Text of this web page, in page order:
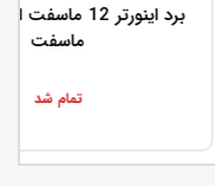
برد
تمام